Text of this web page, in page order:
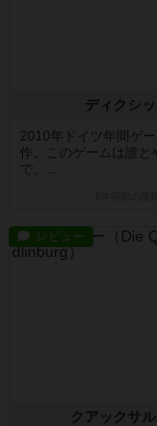
ディクシッ
2010年ドイツ年間ゲー
作。このゲームは誰と
で、...
レビュー
クアックサ